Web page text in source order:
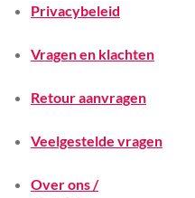
Privacybeleid
Vragen en klachten
Retour aanvragen
Veelgestelde vragen
Over ons /